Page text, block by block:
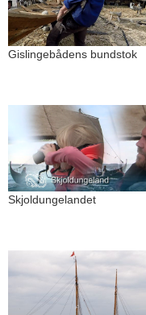
Gislingebådens bundstok
Skjoldungelandet